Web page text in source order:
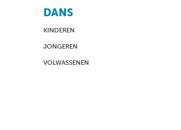
DANS
KINDEREN
JONGEREN
VOLWASSENEN